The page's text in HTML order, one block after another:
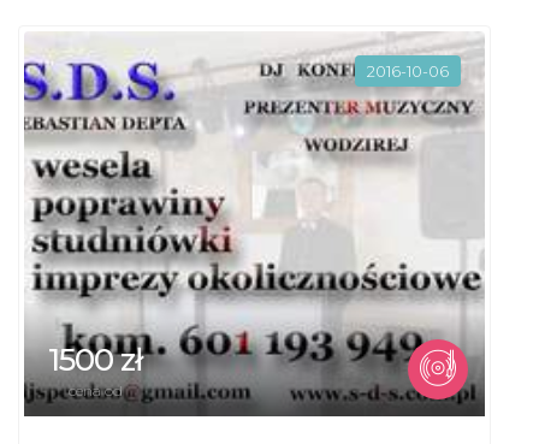
2016-10-06
1500 zł
cena od